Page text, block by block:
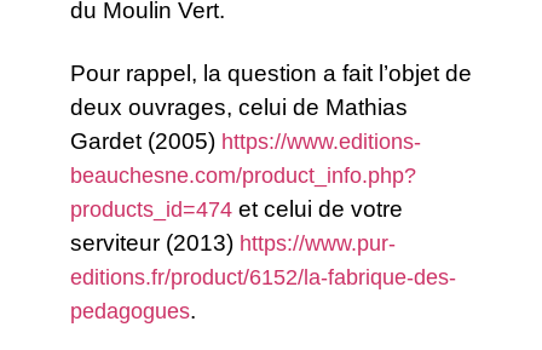
du Moulin Vert.
Pour rappel, la question a fait l’objet de
deux ouvrages, celui de Mathias
Gardet (2005) https://www.editions-
beauchesne.com/product_info.php?
products_id=474et celui de votre
serviteur (2013) https://www.pur-
editions.fr/product/6152/la-fabrique-des-
pedagogues.